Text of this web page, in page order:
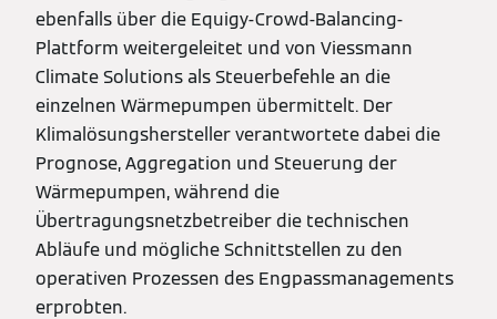
ebenfalls über die Equigy-Crowd-Balancing-
Plattform weitergeleitet und von Viessmann
Climate Solutions als Steuerbefehle an die
einzelnen Wärmepumpen übermittelt. Der
Klimalösungshersteller verantwortete dabei die
Prognose, Aggregation und Steuerung der
Wärmepumpen, während die
Übertragungsnetzbetreiber die technischen
Abläufe und mögliche Schnittstellen zu den
operativen Prozessen des Engpassmanagements
erprobten.